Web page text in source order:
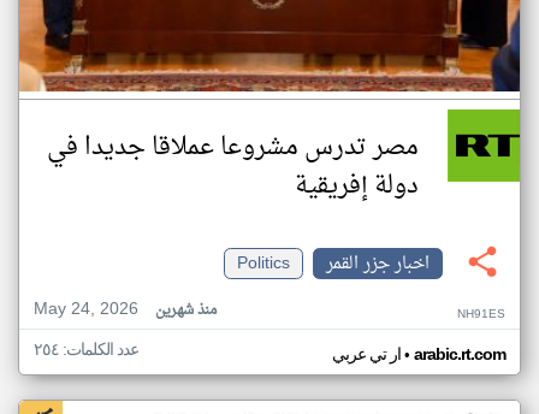
مصر تدرس مشروعا عملاقا جديدا في
دولة إفريقية
اخبار جزر القمر
Politics
May 24, 2026
منذ شهرين NH91ES
ار تي عربي• arabic.rt.com عدد الكلمات: ٢٥٤